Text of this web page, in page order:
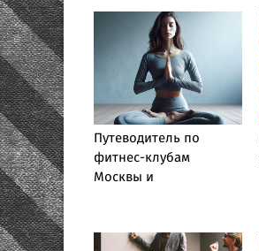
Путеводитель по
фитнес-клубам
Москвы и